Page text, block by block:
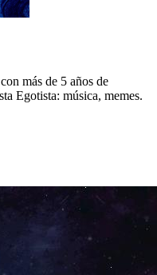
más de 5 años de
Egotista: música, memes.